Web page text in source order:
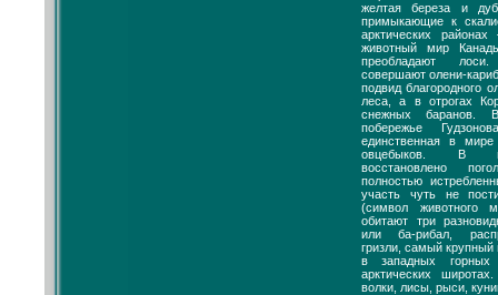
желтая береза и
примыкающие к
арктических
животный мир
преобладают
совершают олени-
подвид благородного
леса, а в отрогах
снежных баранов.
побережье
единственная в мире
овцебыков. В
восстановлено
полностью
участь чуть не
(символ животного
обитают три
или ба-рибал,
гризли, самый
в западных
арктических
волки, лисы, рыси,